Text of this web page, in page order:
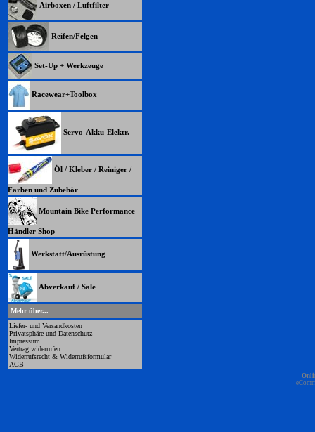
Airboxen / Luftfilter
Reifen/Felgen
Set-Up + Werkzeuge
Racewear+Toolbox
Servo-Akku-Elektr.
Öl / Kleber / Reiniger /
Farben und Zubehör
Mountain Bike Performance
Händler Shop
Werkstatt/Ausrüstung
Abverkauf / Sale
Mehr über...
Liefer- und Versandkosten
Privatsphäre und Datenschutz
Impressum
Vertrag widerrufen
Widerrufsrecht & Widerrufsformular
AGB